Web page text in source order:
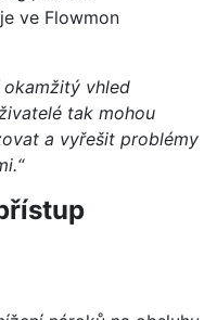
ve Flowmon
okamžitý vhled
tak mohou
a vyřešit problémy